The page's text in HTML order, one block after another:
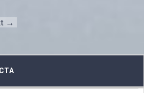
→